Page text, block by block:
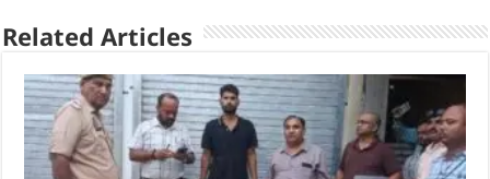
k
Related Articles